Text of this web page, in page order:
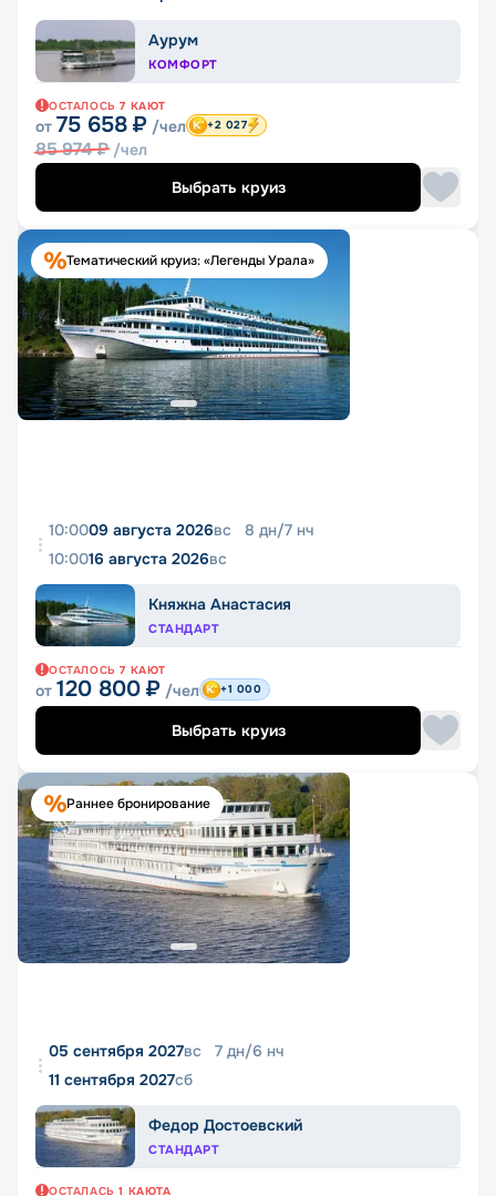
Аурум
КОМФОРТ
ОСТАЛОСЬ 7 КАЮТ
от 75 658 ₽ /чел
85 974₽ /чел
+2 027
Выбрать круиз
Тематический круиз: «Легенды Урала»
10:0009 августа 2026вс 8 дн/7 нч
10:0016 августа 2026вс
Княжна Анастасия
СТАНДАРТ
ОСТАЛОСЬ 7 КАЮТ
от 120 800 ₽ /чел +1 000
Выбрать круиз
Раннее бронирование
05 сентября 2027вс 7 дн/6 нч
11 сентября 2027сб
Федор Достоевский
СТАНДАРТ
ОСТАЛАСЬ 1 КАЮТА